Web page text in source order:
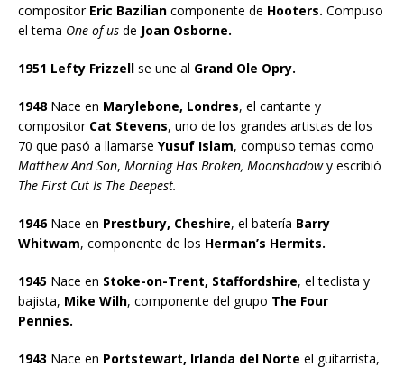
compositor Eric Bazilian componente de Hooters. Compuso
el tema One of us de Joan Osborne.
1951 Lefty Frizzell se une al Grand Ole Opry.
1948 Nace en Marylebone, Londres, el cantante y
compositorCat Stevens, uno de los grandes artistas de los
70 que pasó a llamarse Yusuf Islam, compuso temas como
Matthew And Son, Morning Has Broken, Moonshadowy escribió
The First Cut Is The Deepest.
1946Nace en Prestbury, Cheshire, el batería Barry
Whitwam, componente de los Herman’s Hermits.
1945 Nace en Stoke-on-Trent, Staffordshire, el teclista y
bajista, Mike Wilh, componente del grupo The Four
Pennies.
1943 Nace en Portstewart, Irlanda del Norte el guitarrista,